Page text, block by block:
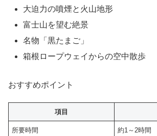
大迫力の噴煙と火山地形
富士山を望む絶景
名物「黒たまご」
箱根ロープウェイからの空中散歩
おすすめポイント
項目
所要時間 約1～2時間